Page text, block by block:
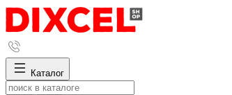
Каталог